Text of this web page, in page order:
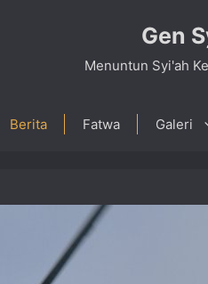
Gen
Menuntun Syi'ah
Berita Fatwa Galeri